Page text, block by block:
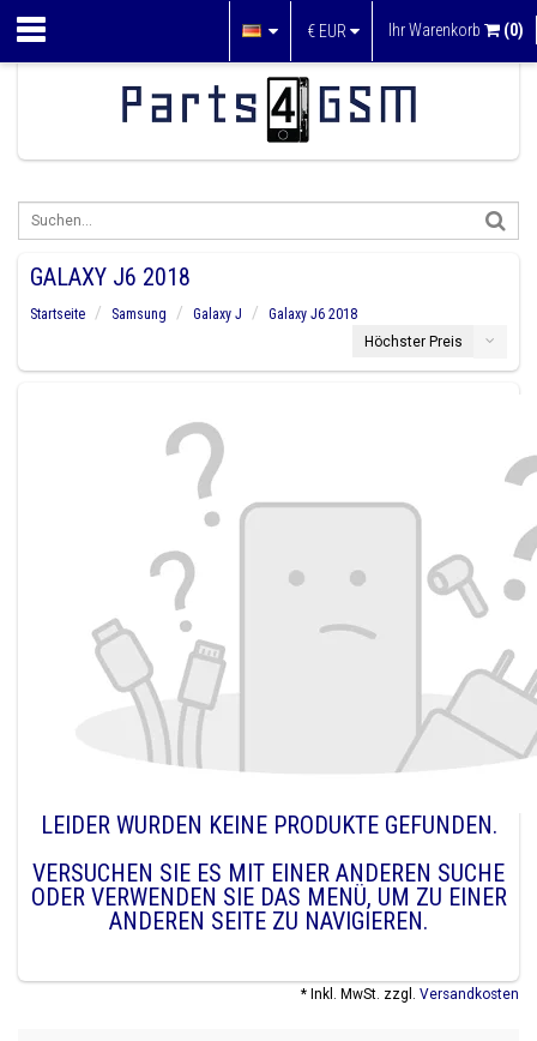
€ EUR Ihr Warenkorb (0)
GALAXY J6 2018
Startseite Samsung Galaxy J
Galaxy J6 2018
Höchster Preis
LEIDER WURDEN KEINE PRODUKTE GEFUNDEN.
VERSUCHEN SIE ES MIT EINER ANDEREN SUCHE
ODER VERWENDEN SIE DAS MENÜ, UM ZU EINER
ANDEREN SEITE ZU NAVIGIEREN.
* Inkl. MwSt. zzgl. Versandkosten